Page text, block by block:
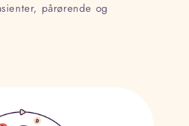
pårørende og